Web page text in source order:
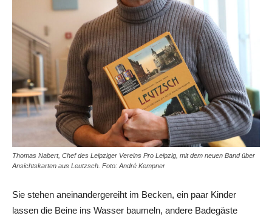
Thomas Nabert, Chef des Leipziger Vereins Pro Leipzig, mit dem neuen Band über
Ansichtskarten aus Leutzsch. Foto: André Kempner
Sie stehen anein­andergereiht im Becken, ein paar Kinder
lassen die Beine ins Wasser baumeln, andere Badegäste